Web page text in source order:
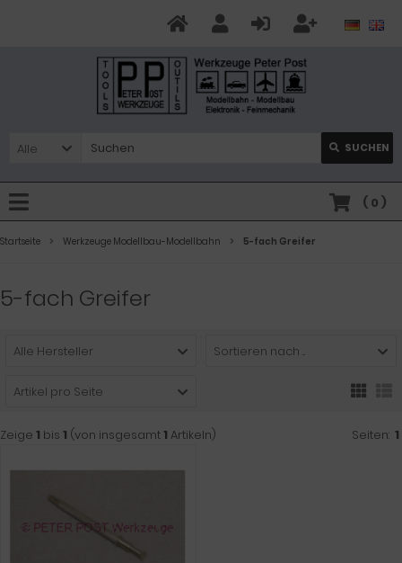
Alle SUCHEN
( 0 )
Startseite Werkzeuge Modellbau-Modellbahn 5-fach Greifer
5-fach Greifer
Alle Hersteller Sortieren nach ...
Artikel pro Seite
Zeige 1 bis 1 (von insgesamt1 Artikeln) Seiten: 1